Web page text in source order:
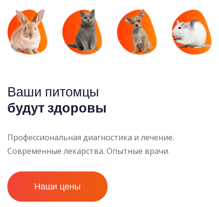
Ваши питомцы
будут здоровы
Профессиональная диагностика и лечение.
Современные лекарства. Опытные врачи.
Наши цены